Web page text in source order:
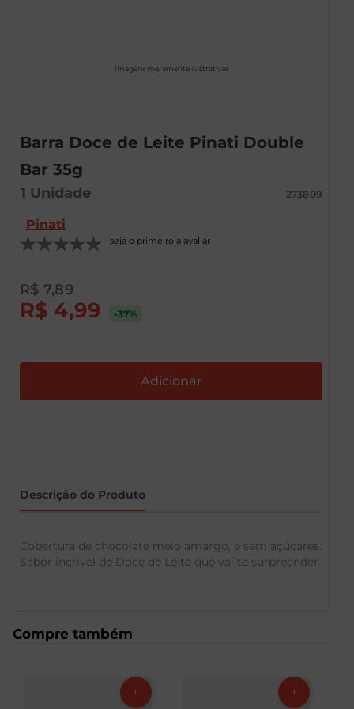
Imagens meramente ilustrativas
Barra Doce de Leite Pinati Double
Bar 35g
1 Unidade 273809
Pinati
seja o primeiro a avaliar
R$ 7,89
R$ 4,99 -37%
Descrição do Produto
Cobertura de chocolate meio amargo, e sem açúcares.
Sabor incrível de Doce de Leite que vai te surpreender.
Compre também